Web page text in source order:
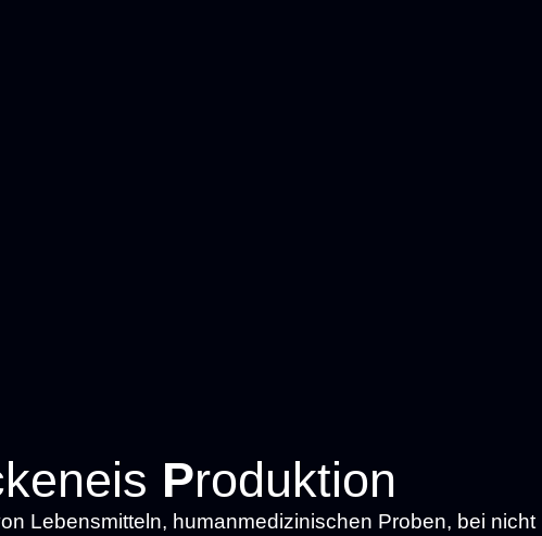
Produktion
Lebensmitteln, humanmedizinischen Proben, bei nicht